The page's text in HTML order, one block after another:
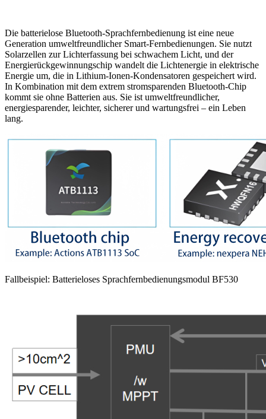
Die batterielose Bluetooth-Sprachfernbedienung ist eine neue
Generation umweltfreundlicher Smart-Fernbedienungen. Sie nutzt
Solarzellen zur Lichterfassung bei schwachem Licht, und der
Energierückgewinnungschip wandelt die Lichtenergie in elektrische
Energie um, die in Lithium-Ionen-Kondensatoren gespeichert wird.
In Kombination mit dem extrem stromsparenden Bluetooth-Chip
kommt sie ohne Batterien aus. Sie ist umweltfreundlicher,
energiesparender, leichter, sicherer und wartungsfrei – ein Leben
lang.
Fallbeispiel: Batterieloses Sprachfernbedienungsmodul BF530